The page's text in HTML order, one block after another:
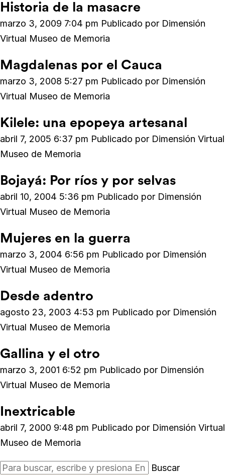
Historia de la masacre
marzo 3, 2009 7:04 pm Publicado por Dimensión
Virtual Museo de Memoria
Magdalenas por el Cauca
marzo 3, 2008 5:27 pm Publicado por Dimensión
Virtual Museo de Memoria
Kilele: una epopeya artesanal
abril 7, 2005 6:37 pm Publicado por Dimensión Virtual
Museo de Memoria
Bojayá: Por ríos y por selvas
abril 10, 2004 5:36 pm Publicado por Dimensión
Virtual Museo de Memoria
Mujeres en la guerra
marzo 3, 2004 6:56 pm Publicado por Dimensión
Virtual Museo de Memoria
Desde adentro
agosto 23, 2003 4:53 pm Publicado por Dimensión
Virtual Museo de Memoria
Gallina y el otro
marzo 3, 2001 6:52 pm Publicado por Dimensión
Virtual Museo de Memoria
Inextricable
abril 7, 2000 9:48 pm Publicado por Dimensión Virtual
Museo de Memoria
Buscar